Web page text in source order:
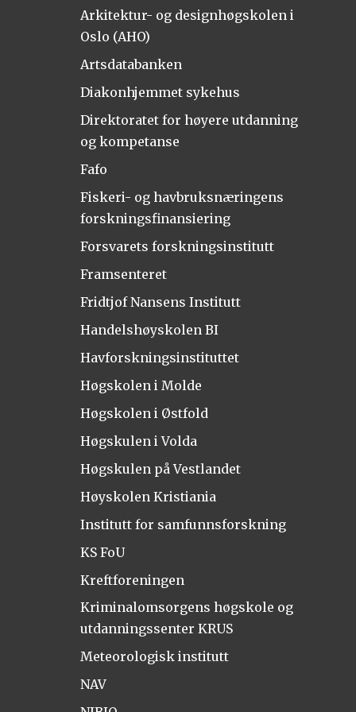
Arkitektur- og designhøgskolen i
Oslo (AHO)
Artsdatabanken
Diakonhjemmet sykehus
Direktoratet for høyere utdanning
og kompetanse
Fafo
Fiskeri- og havbruksnæringens
forskningsfinansiering
Forsvarets forskningsinstitutt
Framsenteret
Fridtjof Nansens Institutt
Handelshøyskolen BI
Havforskningsinstituttet
Høgskolen i Molde
Høgskolen i Østfold
Høgskulen i Volda
Høgskulen på Vestlandet
Høyskolen Kristiania
Institutt for samfunnsforskning
KS FoU
Kreftforeningen
Kriminalomsorgens høgskole og
utdanningssenter KRUS
Meteorologisk institutt
NAV